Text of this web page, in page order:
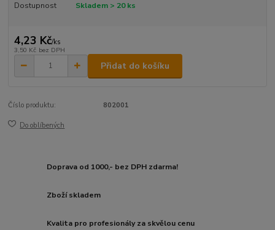
Dostupnost Skladem > 20 ks
4,23 Kč/ks
3,50 Kč bez DPH
Přidat do košíku
Číslo produktu: 802001
Do oblíbených
Doprava od 1000,- bez DPH zdarma!
Zboží skladem
Kvalita pro profesionály za skvělou cenu